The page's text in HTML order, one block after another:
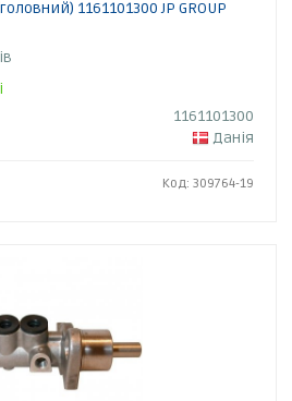
1161101300 JP GROUP
1161101300
Данія
Код: 309764-19